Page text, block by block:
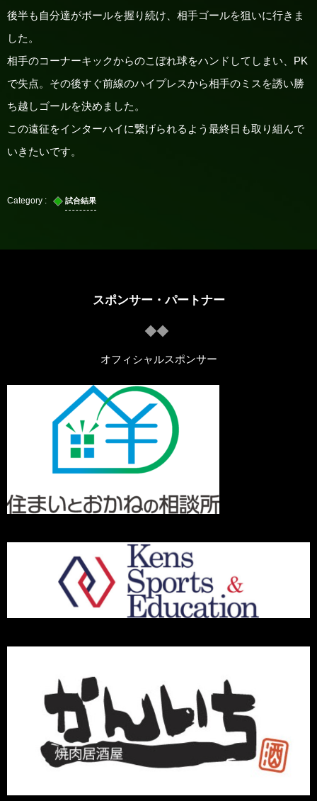
後半も自分達がボールを握り続け、相手ゴールを狙いに行きま
した。
相手のコーナーキックからのこぼれ球をハンドしてしまい、PK
で失点。その後すぐ前線のハイプレスから相手のミスを誘い勝
ち越しゴールを決めました。
この遠征をインターハイに繋げられるよう最終日も取り組んで
いきたいです。
試合結果
スポンサー・パートナー
オフィシャルスポンサー